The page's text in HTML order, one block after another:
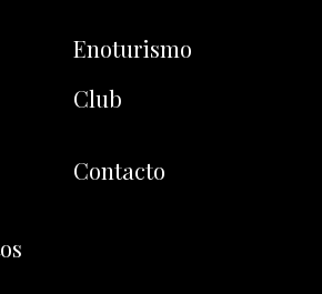
Enoturismo
Club
Contacto